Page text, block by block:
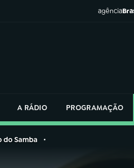
agência
A RÁDIO PROGRAMAÇÃO
do Samba